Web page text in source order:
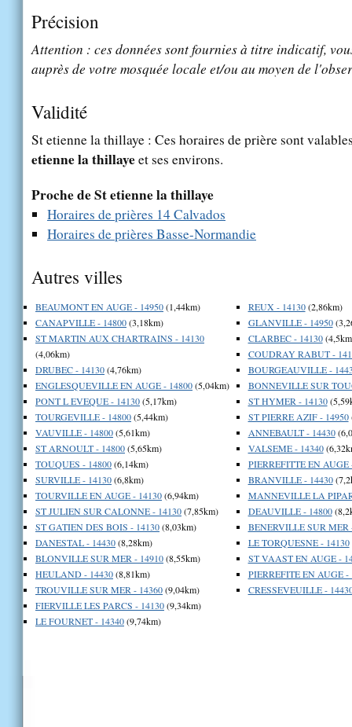
Précision
Attention : ces données sont fournies à titre indicatif,
auprès de votre mosquée locale et/ou au moyen de
Validité
St etienne la thillaye : Ces horaires de prière sont
etienne la thillayeet ses environs.
Proche de St etienne la thillaye
Horaires de prières 14 Calvados
Horaires de prières Basse-Normandie
Autres villes
BEAUMONT EN AUGE - 14950(1,44km)
CANAPVILLE - 14800(3,18km)
ST MARTIN AUX CHARTRAINS - 14130
(4,06km)
DRUBEC - 14130(4,76km)
ENGLESQUEVILLE EN AUGE - 14800(5,04km)
PONT L EVEQUE - 14130(5,17km)
TOURGEVILLE - 14800(5,44km)
VAUVILLE - 14800(5,61km)
ST ARNOULT - 14800(5,65km)
TOUQUES - 14800(6,14km)
SURVILLE - 14130(6,8km)
TOURVILLE EN AUGE - 14130(6,94km)
ST JULIEN SUR CALONNE - 14130(7,85km)
ST GATIEN DES BOIS - 14130(8,03km)
DANESTAL - 14430(8,28km)
BLONVILLE SUR MER - 14910(8,55km)
HEULAND - 14430(8,81km)
TROUVILLE SUR MER - 14360(9,04km)
FIERVILLE LES PARCS - 14130(9,34km)
LE FOURNET - 14340(9,74km)
REUX - 14130(2,86km)
GLANVILLE - 14950
CLARBEC - 14130
COUDRAY RABUT -
BOURGEAUVILLE -
BONNEVILLE SUR
ST HYMER - 14130
ST PIERRE AZIF - 14950
ANNEBAULT - 14430
VALSEME - 14340
PIERREFITTE EN AUGE
BRANVILLE - 14430
MANNEVILLE LA
DEAUVILLE - 14800
BENERVILLE SUR MER
LE TORQUESNE - 14130
ST VAAST EN AUGE -
PIERREFITE EN AUGE -
CRESSEVEUILLE -